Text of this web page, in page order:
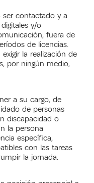
contactado y a
y/o
fuera de
de licencias.
la realización de
por ningún medio,
a su cargo, de
de personas
discapacidad o
la persona
específica,
con las tareas
la jornada.